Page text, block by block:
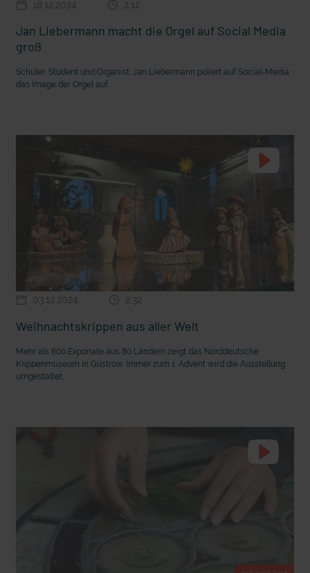
18.12.2024 2:12
Jan Liebermann macht die Orgel auf Social Media
groß
Schüler, Student und Organist: Jan Liebermann poliert auf Social-Media
das Image der Orgel auf.
03.12.2024 2:32
Weihnachtskrippen aus aller Welt
Mehr als 600 Exponate aus 80 Ländern zeigt das Norddeutsche
Krippenmuseum in Güstrow. Immer zum 1. Advent wird die Ausstellung
umgestaltet,